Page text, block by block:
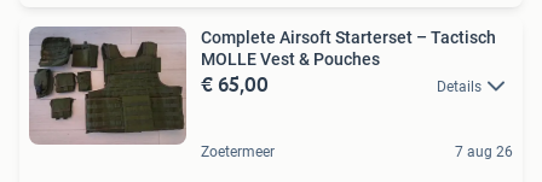
Complete Airsoft Starterset – Tactisch
MOLLE Vest & Pouches
€ 65,00 Details
Zoetermeer 7 aug 26